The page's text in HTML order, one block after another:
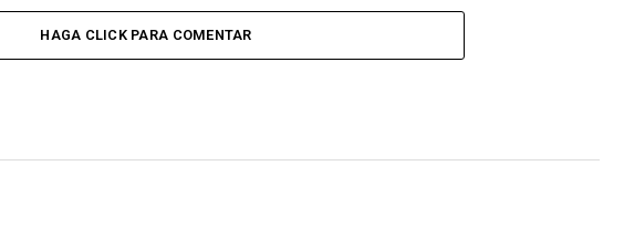
HAGA CLICK PARA COMENTAR